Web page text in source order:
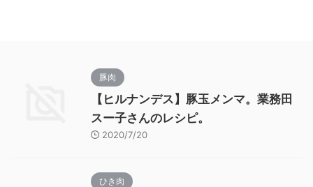
豚肉
【ヒルナンデス】豚玉メンマ。業務田
スー子さんのレシピ。
2020/7/20
ひき肉